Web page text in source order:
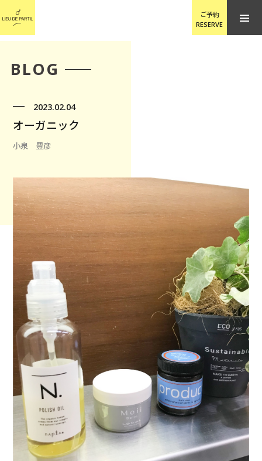
ご予約
RESERVE
BLOG
2023.02.04
オーガニック
小泉 豊彦